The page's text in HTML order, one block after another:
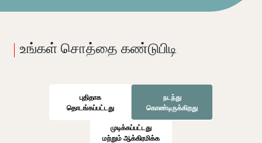
உங்கள் சொத்தை கண்டுபிடி
புதிதாக
தொடங்கப்பட்டது
நடந்து
கொண்டிருக்கிறது
முடிக்கப்பட்டது
மற்றும் ஆக்கிரமிக்க